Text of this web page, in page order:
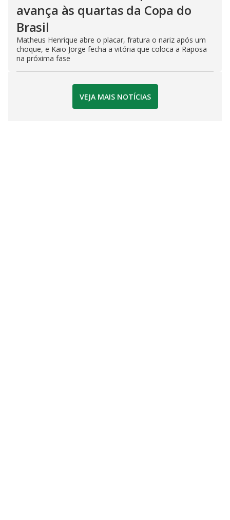
avança às quartas da Copa do
Brasil
Matheus Henrique abre o placar, fratura o nariz após um
choque, e Kaio Jorge fecha a vitória que coloca a Raposa
na próxima fase
VEJA MAIS NOTÍCIAS